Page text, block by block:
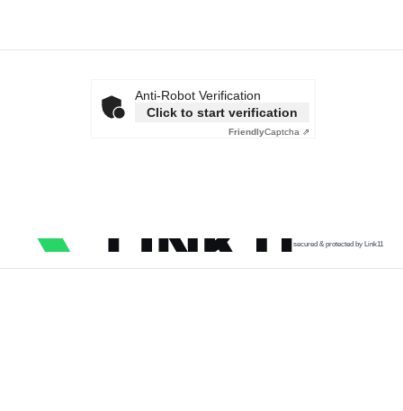
Anti-Robot Verification
Click to start verification
FriendlyCaptcha ⇗
secured & protected by Link11